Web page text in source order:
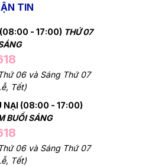
TIN
(08:00 - 17:00) THỨ 07
06 và Sáng Thứ 07
Tết)
NẠI (08:00 - 17:00)
BUỔI SÁNG
06 và Sáng Thứ 07
Tết)